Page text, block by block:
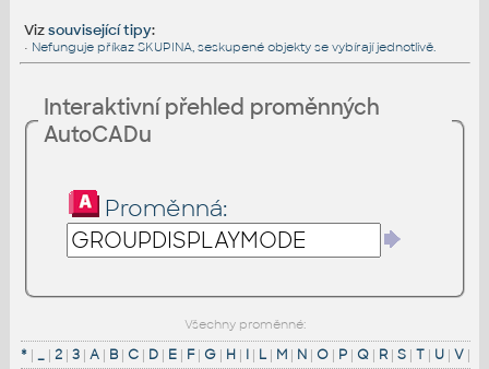
Vizsouvisející tipy:
• Nefunguje příkaz SKUPINA, seskupené objekty se vybírají jednotlivě.
Interaktivní přehled proměnných
AutoCADu
Proměnná:
Všechny proměnné:
*| _| 2| 3| A| B| C| D| E| F| G| H | I| L| M| N| O| P| Q| R| S| T| U| V|